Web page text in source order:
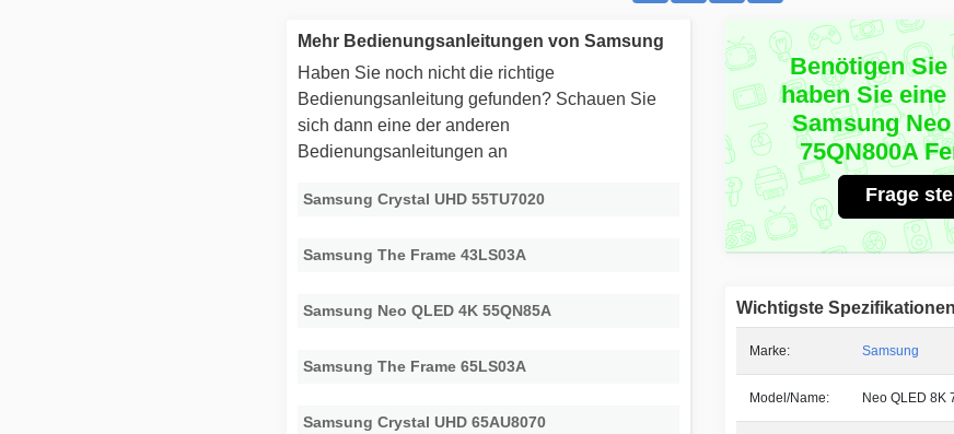
Benötigen
haben Sie eine
Samsung
75QN800A
Frage
Wichtigste Spezifikationen
Marke: Samsung
Model/Name: Neo QLED 8K
Mehr Bedienungsanleitungen von Samsung
Haben Sie noch nicht die richtige
Bedienungsanleitung gefunden? Schauen Sie
sich dann eine der anderen
Bedienungsanleitungen an
Samsung Crystal UHD 55TU7020
Samsung The Frame 43LS03A
Samsung Neo QLED 4K 55QN85A
Samsung The Frame 65LS03A
Samsung Crystal UHD 65AU8070